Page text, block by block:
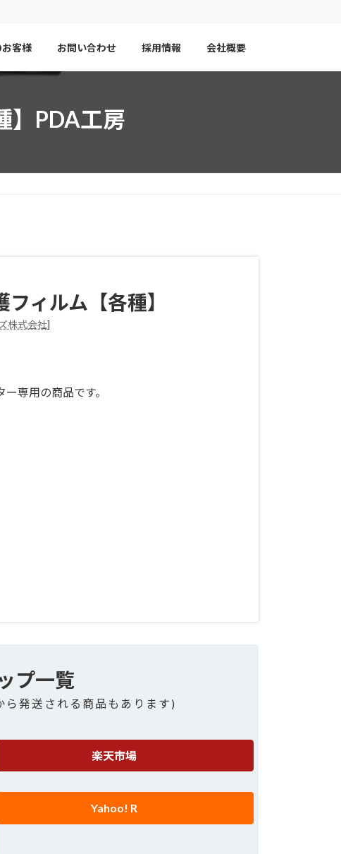
客様 お問い合わせ 採用情報 会社概要
】PDA工房
ィルム【各種】
株式会社]
専用の商品です。
プ一覧
発送される商品もあります)
楽天市場
Yahoo! R